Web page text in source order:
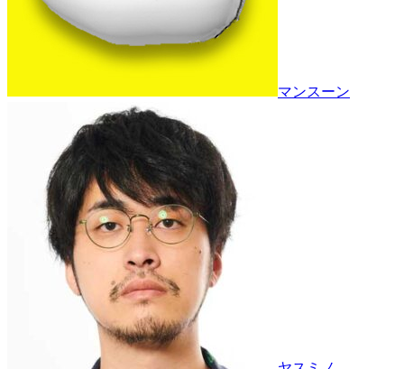
マンスーン